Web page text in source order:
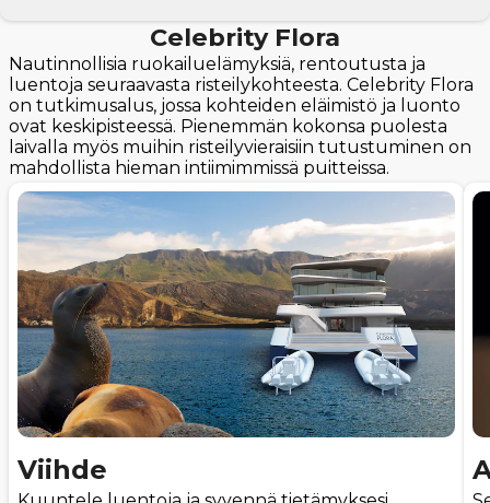
Celebrity Flora
Nautinnollisia ruokailuelämyksiä, rentoutusta ja
luentoja seuraavasta risteilykohteesta. Celebrity Flora
on tutkimusalus, jossa kohteiden eläimistö ja luonto
ovat keskipisteessä. Pienemmän kokonsa puolesta
laivalla myös muihin risteilyvieraisiin tutustuminen on
mahdollista hieman intiimimmissä puitteissa.
Viihde